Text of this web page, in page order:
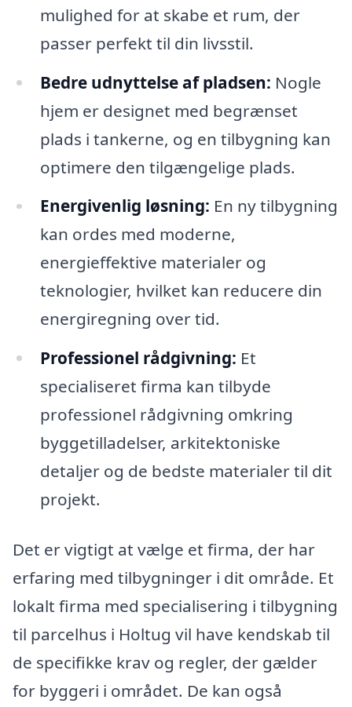
mulighed for at skabe et rum, der
passer perfekt til din livsstil.
Bedre udnyttelse af pladsen: Nogle
hjem er designet med begrænset
plads i tankerne, og en tilbygning kan
optimere den tilgængelige plads.
Energivenlig løsning: En ny tilbygning
kan ordes med moderne,
energieffektive materialer og
teknologier, hvilket kan reducere din
energiregning over tid.
Professionel rådgivning: Et
specialiseret firma kan tilbyde
professionel rådgivning omkring
byggetilladelser, arkitektoniske
detaljer og de bedste materialer til dit
projekt.
Det er vigtigt at vælge et firma, der har
erfaring med tilbygninger i dit område. Et
lokalt firma med specialisering i tilbygning
til parcelhus i Holtug vil have kendskab til
de specifikke krav og regler, der gælder
for byggeri i området. De kan også